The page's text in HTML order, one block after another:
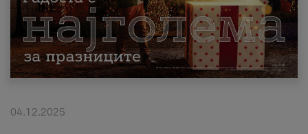
Приватни Деловни
Поддршка
Надополни кредит
04.12.2025